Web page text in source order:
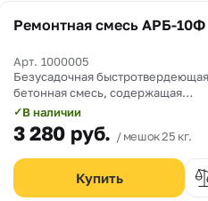
Ремонтная смесь АРБ-10Ф
Арт. 1000005
Безусадочная быстротвердеющая
бетонная смесь, содержащая
полимерную и жесткую стальную
фибры, предназначенная для
ремонта бетонных и
железобетонных элементов
конструкций мостов,
дорожных покрытий,
✓В наличии
3 280 руб. мешок 25 кг.